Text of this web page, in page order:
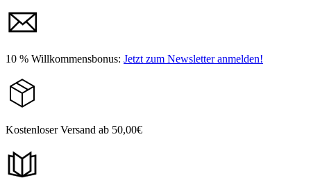
10 % Willkommensbonus: Jetzt zum Newsletter anmelden!
Kostenloser Versand ab 50,00€